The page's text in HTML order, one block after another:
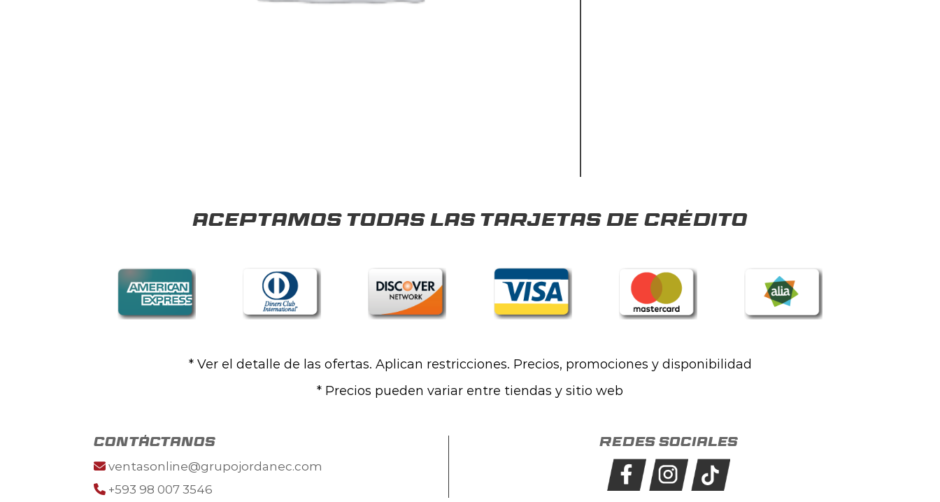
Aceptamos todas las tarjetas de crédito
* Ver el detalle de las ofertas. Aplican restricciones. Precios, promociones y disponibilidad
* Precios pueden variar entre tiendas y sitio web
contáctanos
ventasonline@grupojordanec.com
+593 98 007 3546
Redes sociales